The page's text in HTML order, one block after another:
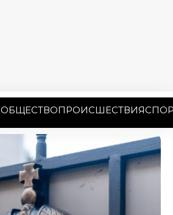
ОБЩЕСТВОПРОИСШЕСТВИЯ